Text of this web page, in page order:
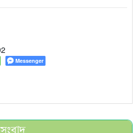
Messenger